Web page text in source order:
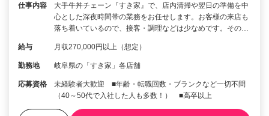
仕事内容
大手牛丼チェーン『すき家』で、店内清掃や翌日の準備を中
心とした深夜時間帯の業務をお任せします。お客様の来店も
落ち着いているので、接客・調理などは少なめです。その…
給与 月収270,000円以上（想定）
勤務地 岐阜県の「すき家」各店舗
応募資格
未経験者大歓迎 ■年齢・転職回数・ブランクなど一切不問
（40～50代で入社した人も多数！） ■高卒以上